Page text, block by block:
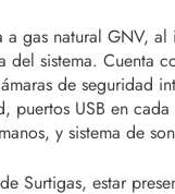
a gas natural GNV,
sistema. Cuenta
de seguridad
puertos USB en cada
y sistema de
Surtigas, estar